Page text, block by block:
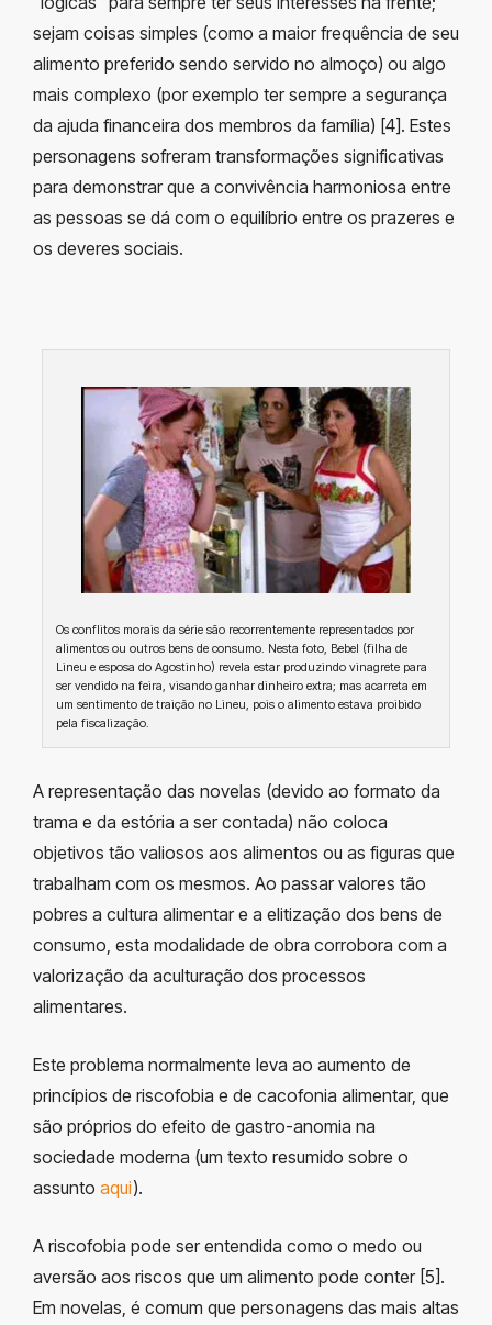
sejam coisas simples (como a maior frequência de seu
alimento preferido sendo servido no almoço) ou algo
mais complexo (por exemplo ter sempre a segurança
da ajuda financeira dos membros da família) [4]. Estes
personagens sofreram transformações significativas
para demonstrar que a convivência harmoniosa entre
as pessoas se dá com o equilíbrio entre os prazeres e
os deveres sociais.
Os conflitos morais da série são recorrentemente representados por
alimentos ou outros bens de consumo. Nesta foto, Bebel (filha de
Lineu e esposa do Agostinho) revela estar produzindo vinagrete para
ser vendido na feira, visando ganhar dinheiro extra; mas acarreta em
um sentimento de traição no Lineu, pois o alimento estava proibido
pela fiscalização.
A representação das novelas (devido ao formato da
trama e da estória a ser contada) não coloca
objetivos tão valiosos aos alimentos ou as figuras que
trabalham com os mesmos. Ao passar valores tão
pobres a cultura alimentar e a elitização dos bens de
consumo, esta modalidade de obra corrobora com a
valorização da aculturação dos processos
alimentares.
Este problema normalmente leva ao aumento de
princípios de riscofobia e de cacofonia alimentar, que
são próprios do efeito de gastro-anomia na
sociedade moderna (um texto resumido sobre o
assunto aqui).
A riscofobia pode ser entendida como o medo ou
aversão aos riscos que um alimento pode conter [5].
Em novelas, é comum que personagens das mais altas